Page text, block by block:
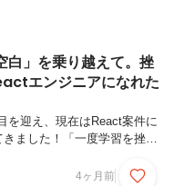
白」を乗り越えて。挫
エンジニアになれた
を迎え、現在はReact案件に
ました！「一度学習を挫折
たい内容となっております
4ヶ月前